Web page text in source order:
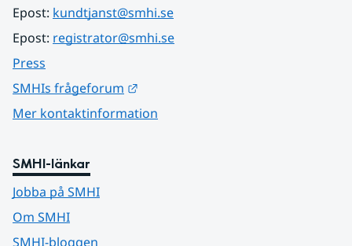
Epost: kundtjanst@smhi.se
Epost: registrator@smhi.se
Press
SMHIs frågeforum
Mer kontaktinformation
SMHI-länkar
Jobba på SMHI
Om SMHI
SMHI-bloggen